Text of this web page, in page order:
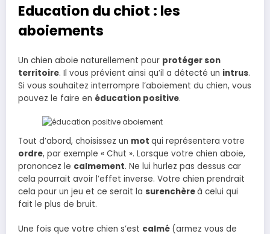
Education du chiot : les
aboiements
Un chien aboie naturellement pour protéger son
territoire. Il vous prévient ainsi qu’il a détecté un intrus.
Si vous souhaitez interrompre l’aboiement du chien, vous
pouvez le faire en éducation positive.
Tout d’abord, choisissez un mot qui représentera votre
ordre, par exemple « Chut ». Lorsque votre chien aboie,
prononcez le calmement. Ne lui hurlez pas dessus car
cela pourrait avoir l’effet inverse. Votre chien prendrait
cela pour un jeu et ce serait la surenchèreà celui qui
fait le plus de bruit.
Une fois que votre chien s’est calmé (armez vous de